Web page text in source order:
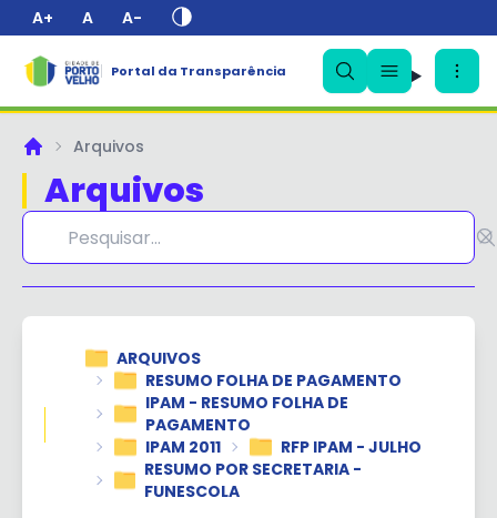
A+ A A-
Portal da Transparência
PrincipalArquivos
Arquivos
ARQUIVOS
RESUMO FOLHA DE PAGAMENTO
IPAM - RESUMO FOLHA DE
PAGAMENTO
IPAM 2011
RFP IPAM - JULHO
RESUMO POR SECRETARIA -
FUNESCOLA
✕